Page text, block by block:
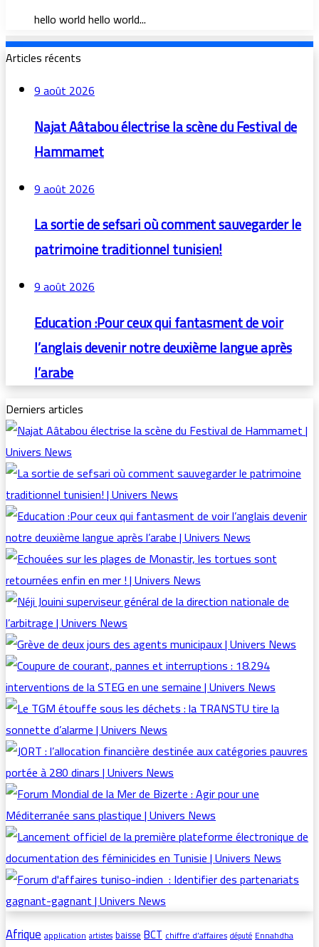
hello world hello world...
Articles récents
9 août 2026
Najat Aâtabou électrise la scène du Festival de
Hammamet
9 août 2026
La sortie de sefsari où comment sauvegarder le
patrimoine traditionnel tunisien!
9 août 2026
Education :Pour ceux qui fantasment de voir
l’anglais devenir notre deuxième langue après
l’arabe
Derniers articles
Afriqueapplication artistes baisseBCTchiffre d’affaires député Ennahdha